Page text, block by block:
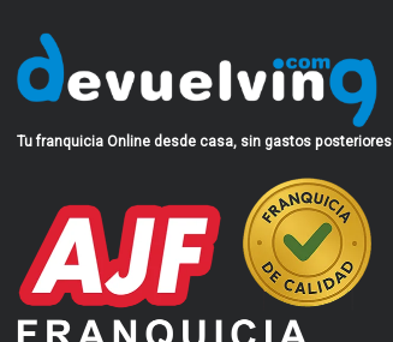
Tu franquicia Online desde casa, sin gastos posteriores